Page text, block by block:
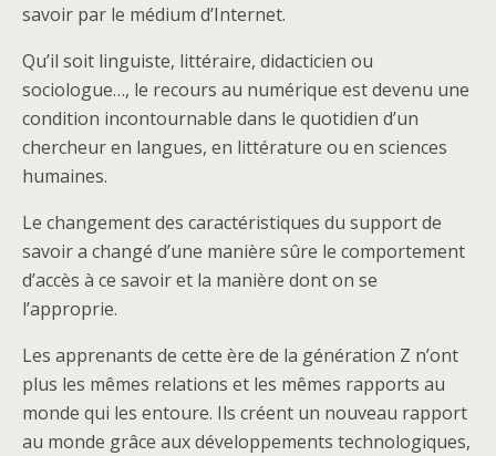
savoir par le médium d’Internet.
Qu’il soit linguiste, littéraire, didacticien ou
sociologue…, le recours au numérique est devenu une
condition incontournable dans le quotidien d’un
chercheur en langues, en littérature ou en sciences
humaines.
Le changement des caractéristiques du support de
savoir a changé d’une manière sûre le comportement
d’accès à ce savoir et la manière dont on se
l’approprie.
Les apprenants de cette ère de la génération Z n’ont
plus les mêmes relations et les mêmes rapports au
monde qui les entoure. Ils créent un nouveau rapport
au monde grâce aux développements technologiques,